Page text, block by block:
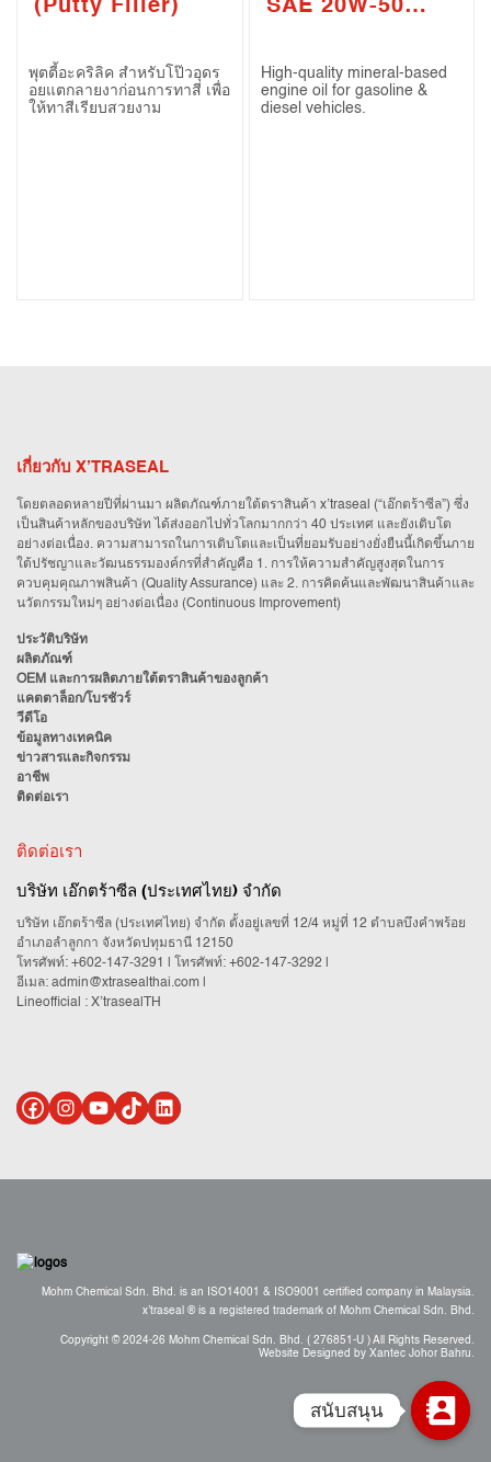
(Putty Filler)
พุตตี้อะคริลิค สำหรับโป๊วอุดร
อยแตกลายงาก่อนการทาสี เพื่อ
ให้ทาสีเรียบสวยงาม
SAE 20W-50
High-quality mineral-based
engine oil for gasoline &
diesel vehicles.
เกี่ยวกับ X’TRASEAL
โดยตลอดหลายปีที่ผ่านมา ผลิตภัณฑ์ภายใต้ตราสินค้า x’traseal (“เอ๊กตร้าซีล”) ซึ่ง
เป็นสินค้าหลักของบริษัท ได้ส่งออกไปทั่วโลกมากกว่า 40 ประเทศ และยังเติบโต
อย่างต่อเนื่อง. ความสามารถในการเติบโตและเป็นที่ยอมรับอย่างยั่งยืนนี้เกิดขึ้นภาย
ใต้ปรัชญาและวัฒนธรรมองค์กรที่สำคัญคือ 1. การให้ความสำคัญสูงสุดในการ
ควบคุมคุณภาพสินค้า (Quality Assurance) และ 2. การคิดค้นและพัฒนาสินค้าและ
นวัตกรรมใหม่ๆ อย่างต่อเนื่อง (Continuous Improvement)
ประวัติบริษัท
ผลิตภัณฑ์
OEM และการผลิตภายใต้ตราสินค้าของลูกค้า
แคตตาล็อก/โบรชัวร์
วีดีโอ
ข้อมูลทางเทคนิค
ข่าวสารและกิจกรรม
อาชีพ
ติดต่อเรา
ติดต่อเรา
บริษัท เอ๊กตร้าซีล (ประเทศไทย) จำกัด
บริษัท เอ๊กตร้าซีล (ประเทศไทย) จำกัด ตั้งอยู่เลขที่ 12/4 หมู่ที่ 12 ตำบลบึงคำพร้อย
อำเภอลำลูกกา จังหวัดปทุมธานี 12150
โทรศัพท์: +602-147-3291 | โทรศัพท์: +602-147-3292
อีเมล: admin@xtrasealthai.com
Lineofficial : X’trasealTH
Mohm Chemical Sdn. Bhd. is an ISO14001 & ISO9001 certified company in Malaysia.
x’traseal ® is a registered trademark of Mohm Chemical Sdn. Bhd.
Copyright © 2024-26 Mohm Chemical Sdn. Bhd. ( 276851-U ) All Rights Reserved.
Website Designed by Xantec Johor Bahru.
สนับสนุน